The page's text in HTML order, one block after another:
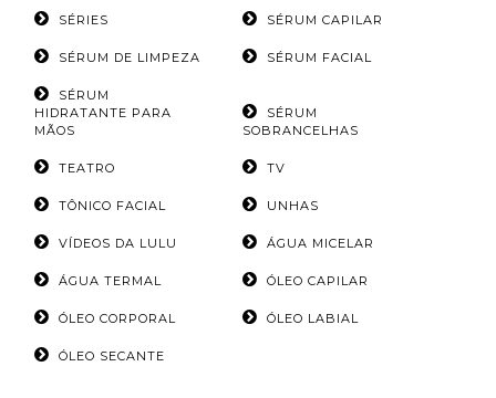
SÉRIES SÉRUM CAPILAR
SÉRUM DE LIMPEZA SÉRUM FACIAL
SÉRUM
HIDRATANTE PARA
MÃOS
SÉRUM
SOBRANCELHAS
TEATRO TV
TÔNICO FACIAL UNHAS
VÍDEOS DA LULU ÁGUA MICELAR
ÁGUA TERMAL ÓLEO CAPILAR
ÓLEO CORPORAL ÓLEO LABIAL
ÓLEO SECANTE